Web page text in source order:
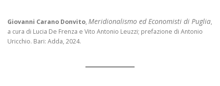
Giovanni Carano Donvito, Meridionalismo ed Economisti di Puglia,
a cura di Lucia De Frenza e Vito Antonio Leuzzi; prefazione di Antonio
Uricchio. Bari: Adda, 2024.